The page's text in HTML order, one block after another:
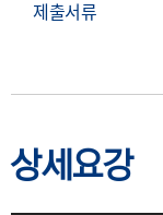
제출서류
상세요강